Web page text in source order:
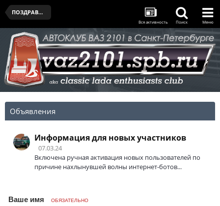
ПОЗДРАВЛЯЛЬНЯ
Вся активность Поиск Меню
Объявления
Информация для новых участников
07.03.24
Включена ручная активация новых пользователей по
причине нахлынувшей волны интернет-ботов...
Ваше имя ОБЯЗАТЕЛЬНО